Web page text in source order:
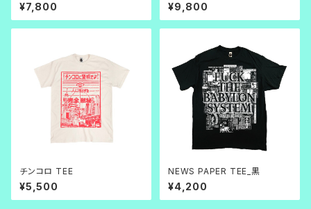
¥7,800 ¥9,800
チンコロ TEE
¥5,500
NEWS PAPER TEE_黒
¥4,200